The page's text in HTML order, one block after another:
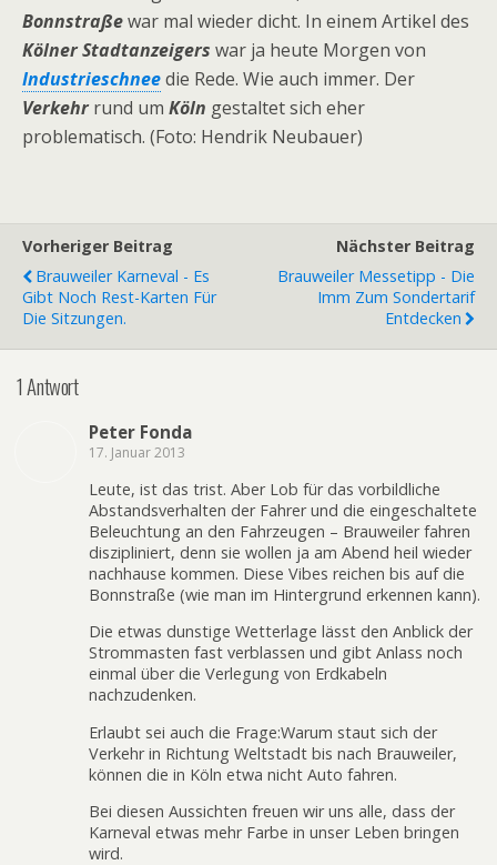
Bonnstraßewar mal wieder dicht. In einem Artikel des
Kölner Stadtanzeigers war ja heute Morgen von
Industrieschneedie Rede. Wie auch immer. Der
Verkehrrund um Köln gestaltet sich eher
problematisch. (Foto: Hendrik Neubauer)
Vorheriger Beitrag
Brauweiler Karneval - Es
Gibt Noch Rest-Karten Für
Die Sitzungen.
Nächster Beitrag
Brauweiler Messetipp - Die
Imm Zum Sondertarif
Entdecken
1 Antwort
Peter Fonda
17. Januar 2013
Leute, ist das trist. Aber Lob für das vorbildliche
Abstandsverhalten der Fahrer und die eingeschaltete
Beleuchtung an den Fahrzeugen – Brauweiler fahren
diszipliniert, denn sie wollen ja am Abend heil wieder
nachhause kommen. Diese Vibes reichen bis auf die
Bonnstraße (wie man im Hintergrund erkennen kann).
Die etwas dunstige Wetterlage lässt den Anblick der
Strommasten fast verblassen und gibt Anlass noch
einmal über die Verlegung von Erdkabeln
nachzudenken.
Erlaubt sei auch die Frage:Warum staut sich der
Verkehr in Richtung Weltstadt bis nach Brauweiler,
können die in Köln etwa nicht Auto fahren.
Bei diesen Aussichten freuen wir uns alle, dass der
Karneval etwas mehr Farbe in unser Leben bringen
wird.